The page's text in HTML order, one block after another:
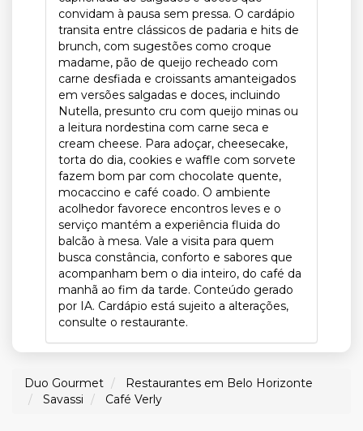
convidam à pausa sem pressa. O cardápio
transita entre clássicos de padaria e hits de
brunch, com sugestões como croque
madame, pão de queijo recheado com
carne desfiada e croissants amanteigados
em versões salgadas e doces, incluindo
Nutella, presunto cru com queijo minas ou
a leitura nordestina com carne seca e
cream cheese. Para adoçar, cheesecake,
torta do dia, cookies e waffle com sorvete
fazem bom par com chocolate quente,
mocaccino e café coado. O ambiente
acolhedor favorece encontros leves e o
serviço mantém a experiência fluida do
balcão à mesa. Vale a visita para quem
busca constância, conforto e sabores que
acompanham bem o dia inteiro, do café da
manhã ao fim da tarde. Conteúdo gerado
por IA. Cardápio está sujeito a alterações,
consulte o restaurante.
Duo Gourmet
Restaurantes em Belo Horizonte
Savassi
Café Verly